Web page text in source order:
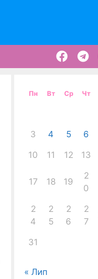
Пн Вт Ср Чт
3 4 5 6
10 11 12 13
17 18 19
2
0
2
4
2
5
2
6
2
7
31
« Лип